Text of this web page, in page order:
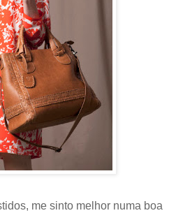
me sinto melhor numa boa